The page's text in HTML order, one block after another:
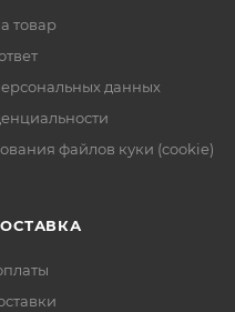
товар
данных
файлов куки (cookie)